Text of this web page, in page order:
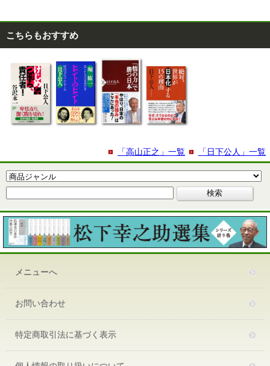
こちらもおすすめ
「日下公人」一覧
「高山正之」一覧
メニューへ
お問い合わせ
特定商取引法に基づく表示